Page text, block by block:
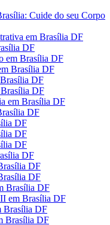
Cuide do seu Corpo
em Brasília DF
DF
em Brasília DF
Brasília DF
DF
DF
em Brasília DF
DF
DF
DF
DF
DF
DF
DF
Brasília DF
em Brasília DF
Brasília DF
Brasília DF